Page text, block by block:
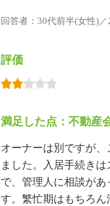
回答者：30代前半(女性)
評価
満足した点：不動産
オーナーは別ですが
ました。入居手続き
で、管理人に相談が
す。繁忙期はもちろ